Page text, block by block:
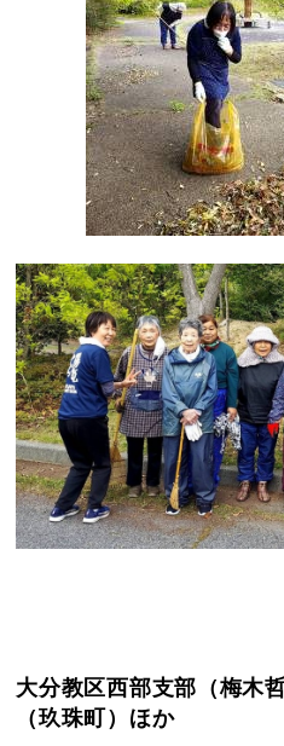
大分教区西部支部（梅木
（玖珠町）ほか